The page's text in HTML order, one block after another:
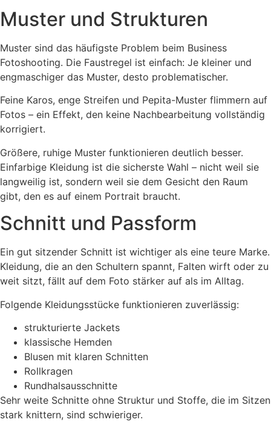
Muster und Strukturen
Muster sind das häufigste Problem beim Business
Fotoshooting. Die Faustregel ist einfach: Je kleiner und
engmaschiger das Muster, desto problematischer.
Feine Karos, enge Streifen und Pepita-Muster flimmern auf
Fotos – ein Effekt, den keine Nachbearbeitung vollständig
korrigiert.
Größere, ruhige Muster funktionieren deutlich besser.
Einfarbige Kleidung ist die sicherste Wahl – nicht weil sie
langweilig ist, sondern weil sie dem Gesicht den Raum
gibt, den es auf einem Portrait braucht.
Schnitt und Passform
Ein gut sitzender Schnitt ist wichtiger als eine teure Marke.
Kleidung, die an den Schultern spannt, Falten wirft oder zu
weit sitzt, fällt auf dem Foto stärker auf als im Alltag.
Folgende Kleidungsstücke funktionieren zuverlässig:
strukturierte Jackets
klassische Hemden
Blusen mit klaren Schnitten
Rollkragen
Rundhalsausschnitte
Sehr weite Schnitte ohne Struktur und Stoffe, die im Sitzen
stark knittern, sind schwieriger.